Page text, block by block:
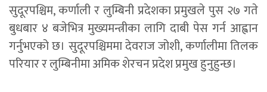
सुदूरपश्चिम, कर्णाली र लुम्बिनी प्रदेशका प्रमुखले पुस २७ गते
बुधबार ४ बजेभित्र मुख्यमन्त्रीका लागि दाबी पेस गर्न आह्वान
गर्नुभएको छ। सुदूरपश्चिममा देवराज जोशी, कर्णालीमा तिलक
परियार र लुम्बिनीमा अमिक शेरचन प्रदेश प्रमुख हुनुहुन्छ।